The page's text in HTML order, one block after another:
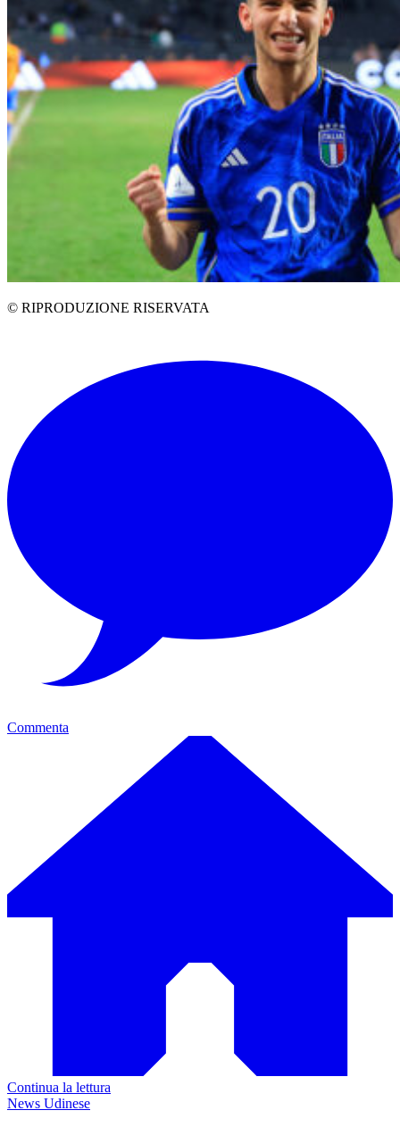
© RIPRODUZIONE RISERVATA
Commenta
Continua la lettura
News Udinese